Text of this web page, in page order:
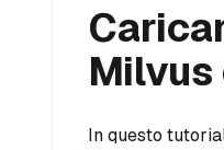
Milvus
In questo